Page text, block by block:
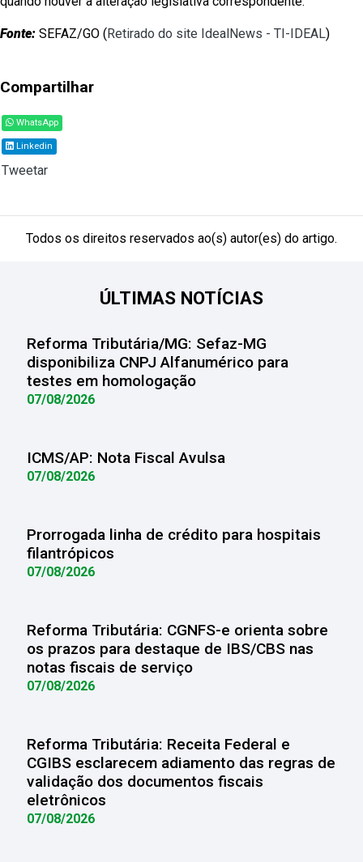
Fonte: SEFAZ/GO (Retirado do site IdealNews - TI-IDEAL)
Compartilhar
WhatsApp
Linkedin
Tweetar
Todos os direitos reservados ao(s) autor(es) do artigo.
ÚLTIMAS NOTÍCIAS
Reforma Tributária/MG: Sefaz-MG
disponibiliza CNPJ Alfanumérico para
testes em homologação
07/08/2026
ICMS/AP: Nota Fiscal Avulsa
07/08/2026
Prorrogada linha de crédito para hospitais
filantrópicos
07/08/2026
Reforma Tributária: CGNFS-e orienta sobre
os prazos para destaque de IBS/CBS nas
notas fiscais de serviço
07/08/2026
Reforma Tributária: Receita Federal e
CGIBS esclarecem adiamento das regras de
validação dos documentos fiscais
eletrônicos
07/08/2026